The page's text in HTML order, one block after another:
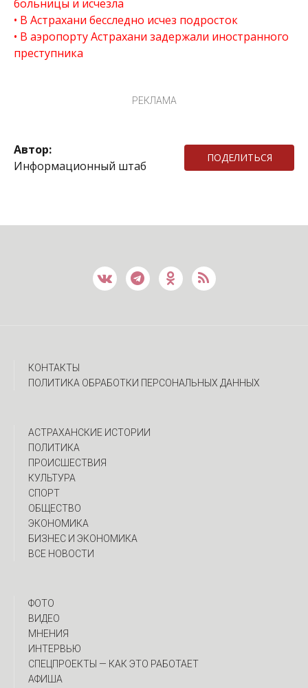
больницы и исчезла
В Астрахани бесследно исчез подросток
В аэропорту Астрахани задержали иностранного
преступника
РЕКЛАМА
Автор:
Информационный штаб
ПОДЕЛИТЬСЯ
КОНТАКТЫ
ПОЛИТИКА ОБРАБОТКИ ПЕРСОНАЛЬНЫХ ДАННЫХ
АСТРАХАНСКИЕ ИСТОРИИ
ПОЛИТИКА
ПРОИСШЕСТВИЯ
КУЛЬТУРА
СПОРТ
ОБЩЕСТВО
ЭКОНОМИКА
БИЗНЕС И ЭКОНОМИКА
ВСЕ НОВОСТИ
ФОТО
ВИДЕО
МНЕНИЯ
ИНТЕРВЬЮ
CПЕЦПРОЕКТЫ — КАК ЭТО РАБОТАЕТ
АФИША